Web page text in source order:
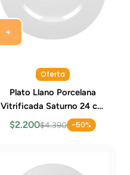
Oferta
Plato Llano Porcelana
Vitrificada Saturno 24 cm
Costa Verde
$2.200$4.390 -50%